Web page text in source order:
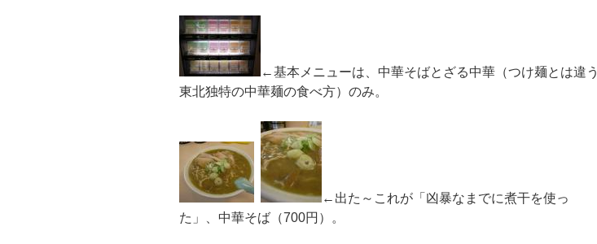
←基本メニューは、中華そばとざる中華（つけ麺とは違う
東北独特の中華麺の食べ方）のみ。
←出た～これが「凶暴なまでに煮干を使っ
た」、中華そば（700円）。